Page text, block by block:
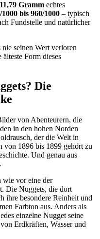
11,79 Gramm echtes
1000 bis 960/1000 – typisch
Fundstelle und natürlicher
seinen Wert verloren
Form dieses
Die
von Abenteurern, die
in den hohen Norden
der die Welt in
1896 bis 1899 gehört zu
Und genau aus
wie vor eine der
Die Nuggets, die dort
ihre besondere Reinheit und
Farbton aus. Anders als
einzelne Nugget seine
Erdkräften, Wasser und